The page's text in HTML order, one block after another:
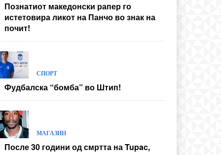
Познатиот македонски рапер го
истетовира ликот на Панчо во знак на
почит!
СПОРТ
Фудбалска “бомба” во Штип!
МАГАЗИН
После 30 години од смртта на Tupac,